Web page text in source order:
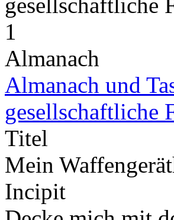
1
Almanach
Almanach und
gesellschaftliche
Titel
Mein
Incipit